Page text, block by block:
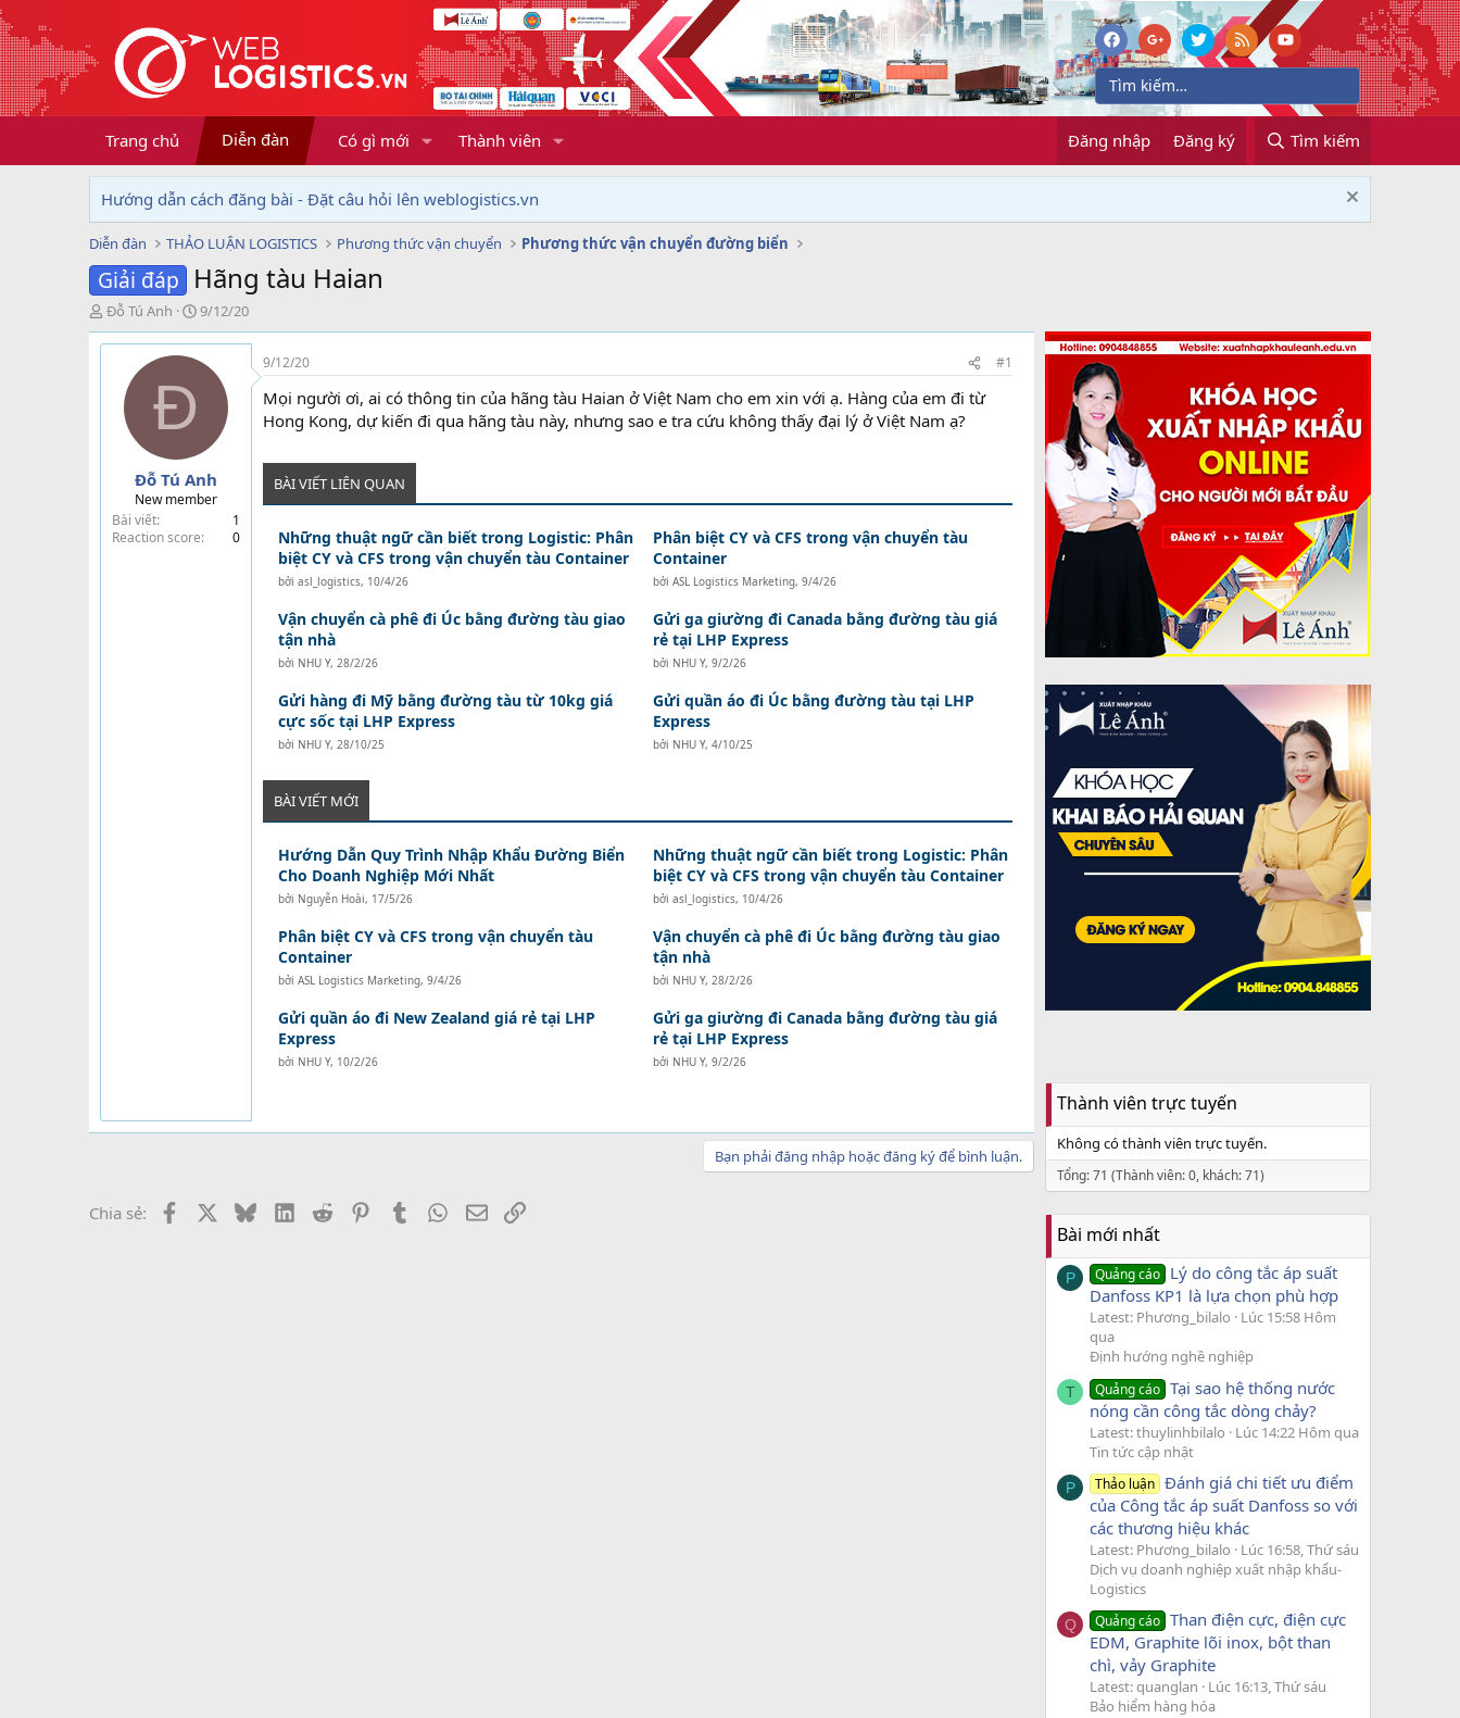
Trang chủ Diễn đàn Có gì mới Thành viên Đăng nhập Đăng ký Tìm kiếm
Hướng dẫn cách đăng bài - Đặt câu hỏi lên weblogistics.vn
Diễn đàn THẢO LUẬN LOGISTICS Phương thức vận chuyển Phương thức vận chuyển đường biển
Giải đáp Hãng tàu Haian
T
h
r
Đỗ Tú Anh
N
g
à
y
9/12/20
Đ
Đỗ Tú Anh
New member
Bài viết
1
Reaction score
0
9/12/20 #1
Mọi người ơi, ai có thông tin của hãng tàu Haian ở Việt Nam cho em xin với ạ. Hàng của em đi từ
Hong Kong, dự kiến đi qua hãng tàu này, nhưng sao e tra cứu không thấy đại lý ở Việt Nam ạ?
BÀI VIẾT LIÊN QUAN
Những thuật ngữ cần biết trong Logistic: Phân
biệt CY và CFS trong vận chuyển tàu Container
bởi asl_logistics, 10/4/26
Phân biệt CY và CFS trong vận chuyển tàu
Container
bởi ASL Logistics Marketing, 9/4/26
Vận chuyển cà phê đi Úc bằng đường tàu giao
tận nhà
bởi NHU Y, 28/2/26
Gửi ga giường đi Canada bằng đường tàu giá
rẻ tại LHP Express
bởi NHU Y, 9/2/26
Gửi hàng đi Mỹ bằng đường tàu từ 10kg giá
cực sốc tại LHP Express
bởi NHU Y, 28/10/25
Gửi quần áo đi Úc bằng đường tàu tại LHP
Express
bởi NHU Y, 4/10/25
BÀI VIẾT MỚI
Hướng Dẫn Quy Trình Nhập Khẩu Đường Biển
Cho Doanh Nghiệp Mới Nhất
bởi Nguyễn Hoài, 17/5/26
Những thuật ngữ cần biết trong Logistic: Phân
biệt CY và CFS trong vận chuyển tàu Container
bởi asl_logistics, 10/4/26
Phân biệt CY và CFS trong vận chuyển tàu
Container
bởi ASL Logistics Marketing, 9/4/26
Vận chuyển cà phê đi Úc bằng đường tàu giao
tận nhà
bởi NHU Y, 28/2/26
Gửi quần áo đi New Zealand giá rẻ tại LHP
Express
bởi NHU Y, 10/2/26
Gửi ga giường đi Canada bằng đường tàu giá
rẻ tại LHP Express
bởi NHU Y, 9/2/26
Bạn phải đăng nhập hoặc đăng ký để bình luận.
Chia sẻ: Facebook BlueskyLinkedIn
Reddit PinterestTumblr WhatsApp
EmailLink
Thành viên trực tuyến
Không có thành viên trực tuyến.
Tổng: 71 (Thành viên: 0, khách: 71)
Bài mới nhất
P Quảng cáo Lý do công tắc áp suất
Danfoss KP1 là lựa chọn phù hợp
Latest: Phương_bilalo
Lúc 15:58 Hôm
qua
Định hướng nghề nghiệp
T Quảng cáo Tại sao hệ thống nước
nóng cần công tắc dòng chảy?
Latest: thuylinhbilalo
Lúc 14:22 Hôm qua
Tin tức cập nhật
P Thảo luận Đánh giá chi tiết ưu điểm
của Công tắc áp suất Danfoss so với
các thương hiệu khác
Latest: Phương_bilalo
Lúc 16:58, Thứ sáu
Dịch vụ doanh nghiệp xuất nhập khẩu-
Logistics
Q Quảng cáo Than điện cực, điện cực
EDM, Graphite lõi inox, bột than
chì, vảy Graphite
Latest: quanglan
Lúc 16:13, Thứ sáu
Bảo hiểm hàng hóa